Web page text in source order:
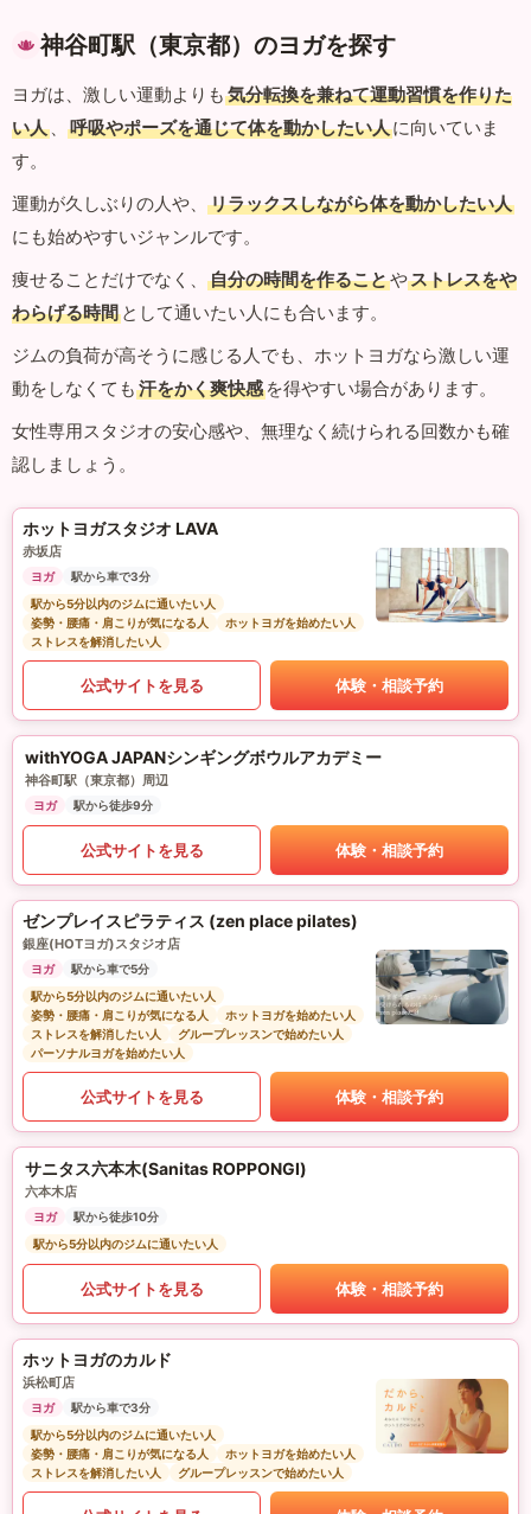
神谷町駅（東京都）のヨガを探す
ヨガは、激しい運動よりも 気分転換を兼ねて運動習慣を作りた
い人 、 呼吸やポーズを通じて体を動かしたい人に向いていま
す。
運動が久しぶりの人や、
リラックスしながら体を動かしたい人
にも始めやすいジャンルです。
痩せることだけでなく、
自分の時間を作ることやストレスをや
わらげる時間 として通いたい人にも合います。
ジムの負荷が高そうに感じる人でも、ホットヨガなら激しい運
動をしなくても 汗をかく爽快感 を得やすい場合があります。
女性専用スタジオの安心感や、無理なく続けられる回数かも確
認しましょう。
ホットヨガスタジオ LAVA
赤坂店
ヨガ
駅から車で3分
駅から5分以内のジムに通いたい人
姿勢・腰痛・肩こりが気になる人
ホットヨガを始めたい人
ストレスを解消したい人
公式サイトを見る 体験・相談予約
withYOGA JAPANシンギングボウルアカデミー
神谷町駅（東京都）周辺
ヨガ 駅から徒歩9分
公式サイトを見る 体験・相談予約
ゼンプレイスピラティス (zen place pilates)
銀座(HOTヨガ)スタジオ店
ヨガ
駅から車で5分
駅から5分以内のジムに通いたい人
姿勢・腰痛・肩こりが気になる人
ホットヨガを始めたい人
ストレスを解消したい人
グループレッスンで始めたい人
パーソナルヨガを始めたい人
公式サイトを見る 体験・相談予約
サニタス六本木(Sanitas ROPPONGI)
六本木店
ヨガ
駅から徒歩10分
駅から5分以内のジムに通いたい人
公式サイトを見る 体験・相談予約
ホットヨガのカルド
浜松町店
ヨガ
駅から車で3分
駅から5分以内のジムに通いたい人
姿勢・腰痛・肩こりが気になる人
ホットヨガを始めたい人
ストレスを解消したい人
グループレッスンで始めたい人